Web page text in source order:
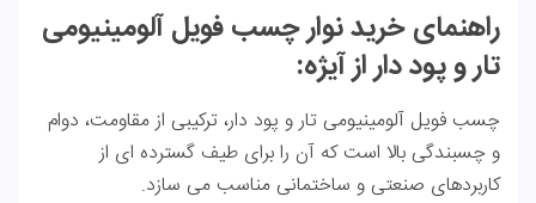
راهنمای خرید نوار چسب فویل آلومینیومی
تار و پود دار از آیژه:
چسب فویل آلومینیومی تار و پود دار، ترکیبی از مقاومت، دوام
و چسبندگی بالا است که آن را برای طیف گسترده‌ ای از
کاربردهای صنعتی و ساختمانی مناسب می‌ سازد.